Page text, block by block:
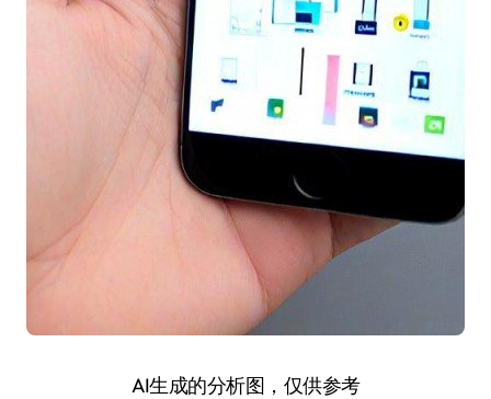
AI生成的分析图，仅供参考